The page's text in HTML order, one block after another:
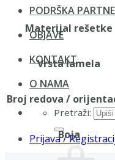
PODRŠKA
OBJAVE
KONTAKT
O NAMA
Pretraži:
Prijava /
Materijal rešetke
Vrsta lamela
Broj redova /
Boja